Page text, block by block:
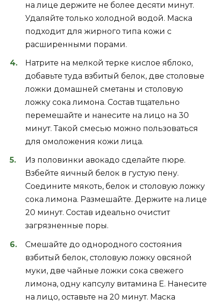
на лице держите не более десяти минут.
Удаляйте только холодной водой. Маска
подходит для жирного типа кожи с
расширенными порами.
Натрите на мелкой терке кислое яблоко,
добавьте туда взбитый белок, две столовые
ложки домашней сметаны и столовую
ложку сока лимона. Состав тщательно
перемешайте и нанесите на лицо на 30
минут. Такой смесью можно пользоваться
для омоложения кожи лица.
Из половинки авокадо сделайте пюре.
Взбейте яичный белок в густую пену.
Соедините мякоть, белок и столовую ложку
сока лимона. Размешайте. Держите на лице
20 минут. Состав идеально очистит
загрязненные поры.
Смешайте до однородного состояния
взбитый белок, столовую ложку овсяной
муки, две чайные ложки сока свежего
лимона, одну капсулу витамина Е. Нанесите
на лицо, оставьте на 20 минут. Маска